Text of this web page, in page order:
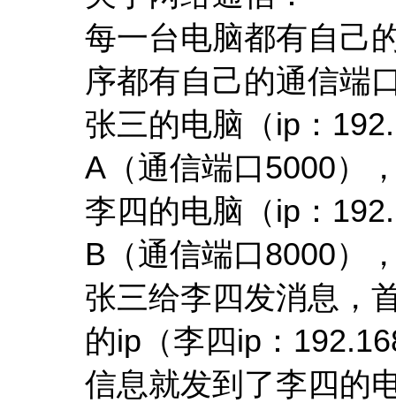
每一台电脑都有自己
序都有自己的通信端
张三的电脑（ip：
A（通信端口5000）
李四的电脑（ip：
B（通信端口8000）
张三给李四发消息，
的ip（李四ip：
信息就发到了李四的